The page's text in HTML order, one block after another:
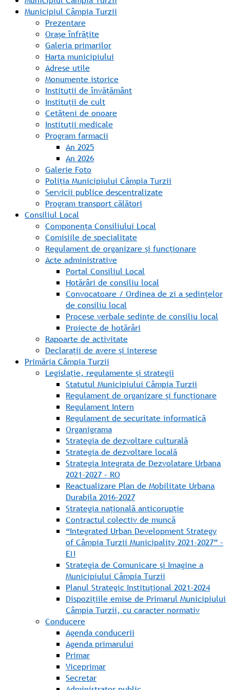
Municipiul Câmpia Turzii
Prezentare
Orașe înfrățite
Galeria primarilor
Harta municipiului
Adrese utile
Monumente istorice
Instituții de învățământ
Instituții de cult
Cetățeni de onoare
Instituții medicale
Program farmacii
An 2025
An 2026
Galerie Foto
Poliția Municipiului Câmpia Turzii
Servicii publice descentralizate
Program transport călători
Consiliul Local
Componența Consiliului Local
Comisiile de specialitate
Regulament de organizare și funcționare
Acte administrative
Portal Consiliul Local
Hotărâri de consiliu local
Convocatoare / Ordinea de zi a ședințelor
de consiliu local
Procese verbale sedințe de consiliu local
Proiecte de hotărâri
Rapoarte de activitate
Declarații de avere și interese
Primăria Câmpia Turzii
Legislație, regulamente și strategii
Statutul Municipiului Câmpia Turzii
Regulament de organizare și funcționare
Regulament Intern
Regulament de securitate informatică
Organigrama
Strategia de dezvoltare culturală
Strategia de dezvoltare locală
Strategia Integrata de Dezvolatare Urbana
2021-2027 – RO
Reactualizare Plan de Mobilitate Urbana
Durabila 2016-2027
Strategia națională anticorupție
Contractul colectiv de muncă
“Integrated Urban Development Strategy
of Câmpia Turzii Municipality 2021-2027” –
EN
Strategia de Comunicare și Imagine a
Municipiului Câmpia Turzii
Planul Strategic Instituțional 2021-2024
Dispozițiile emise de Primarul Municipiului
Câmpia Turzii, cu caracter normativ
Conducere
Agenda conducerii
Agenda primarului
Primar
Viceprimar
Secretar